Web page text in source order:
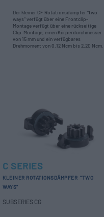
Der kleiner CF Rotationsdämpfer "two
ways" verfügt über eine Frontclip-
Montage verfügt über eine rückseitige
Clip-Montage, einen Körperdurchmesser
von 15 mm und ein verfügbares
Drehmoment von 0,12 Ncm bis 2,20 Ncm.
C SERIES
KLEINER ROTATIONSDÄMPFER "TWO
WAYS"
SUBSERIES CG